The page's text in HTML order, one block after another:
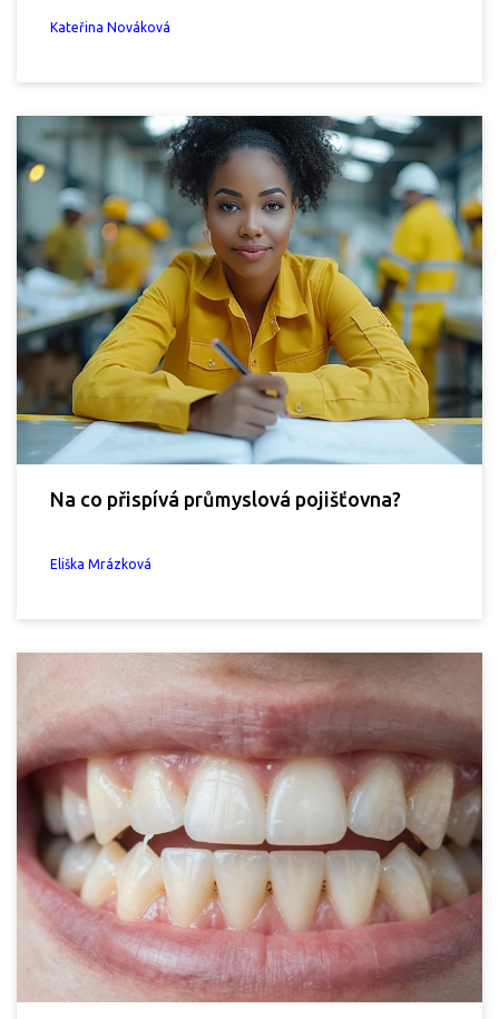
Kateřina Nováková
Na co přispívá průmyslová pojišťovna?
Eliška Mrázková